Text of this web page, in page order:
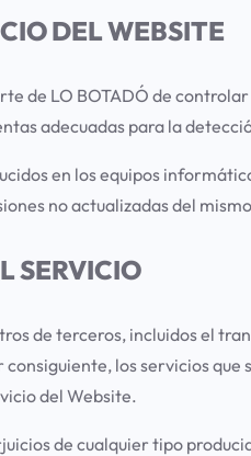
DEL WEBSITE
de LO BOTADÓ de
adecuadas para la
en los equipos
no actualizadas del
SERVICIO
de terceros, incluidos el
los servicios
del Website.
de cualquier tipo